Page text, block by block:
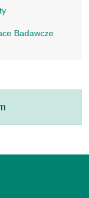
Badawcze